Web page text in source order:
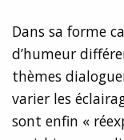
Dans sa forme
d’humeur
thèmes
varier les
sont enfin «